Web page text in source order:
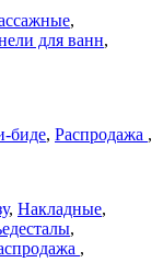
,
для ванн,
биде, Распродажа ,
, Накладные,
,
,